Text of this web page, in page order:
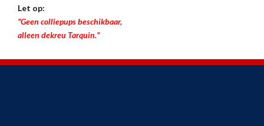
Let op:
“Geen colliepups beschikbaar,
alleen dekreu Tarquin.”